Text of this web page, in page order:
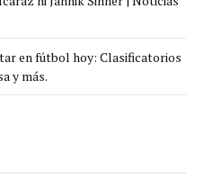
en fútbol hoy: Clasificatorios
y más.